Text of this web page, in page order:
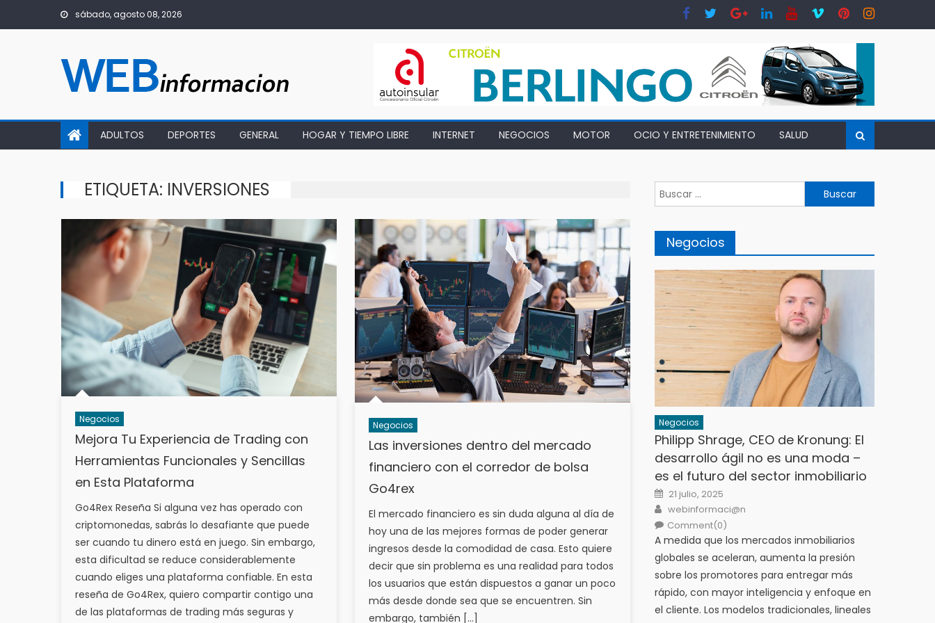
sábado, agosto 08, 2026
ADULTOS DEPORTES GENERAL HOGAR Y TIEMPO LIBRE INTERNET NEGOCIOS MOTOR OCIO Y ENTRETENIMIENTO SALUD
ETIQUETA: INVERSIONES
Negocios
Mejora Tu Experiencia de Trading con
Herramientas Funcionales y Sencillas
en Esta Plataforma
Go4Rex Reseña Si alguna vez has operado con
criptomonedas, sabrás lo desafiante que puede
ser cuando tu dinero está en juego. Sin embargo,
esta dificultad se reduce considerablemente
cuando eliges una plataforma confiable. En esta
reseña de Go4Rex, quiero compartir contigo una
de las plataformas de trading más seguras y
Negocios
Las inversiones dentro del mercado
financiero con el corredor de bolsa
Go4rex
El mercado financiero es sin duda alguna al día de
hoy una de las mejores formas de poder generar
ingresos desde la comodidad de casa. Esto quiere
decir que sin problema es una realidad para todos
los usuarios que están dispuestos a ganar un poco
más desde donde sea que se encuentren. Sin
embargo, también […]
Buscar:
Negocios
Negocios
Philipp Shrage, CEO de Kronung: El
desarrollo ágil no es una moda –
es el futuro del sector inmobiliario
Posted
on
21 julio, 2025
Author
webinformaci@n
Comment(0)
A medida que los mercados inmobiliarios
globales se aceleran, aumenta la presión
sobre los promotores para entregar más
rápido, con mayor inteligencia y enfoque en
el cliente. Los modelos tradicionales, lineales